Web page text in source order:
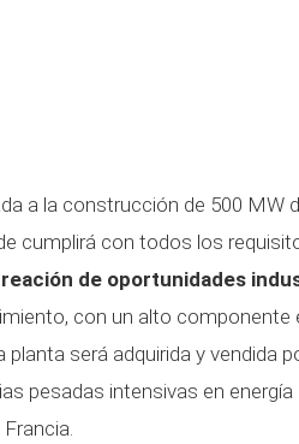
a la construcción de 500 MW
cumplirá con todos los
de oportunidades
con un alto componente
será adquirida y vendida
pesadas intensivas en